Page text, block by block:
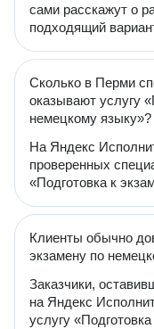
сами расскажут о
подходящий
Сколько в Перми
оказывают услугу
немецкому языку»?
На Яндекс
проверенных
«Подготовка к
Клиенты обычно
экзамену по
Заказчики,
на Яндекс
услугу